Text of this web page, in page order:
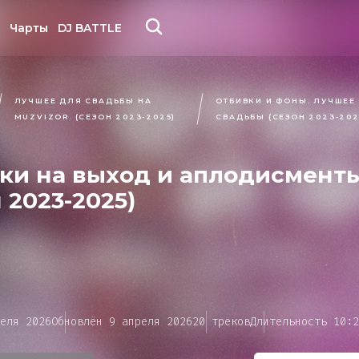
Чарты DJ BATTLE
ЛУЧШЕЕ ДЛЯ СВАДЬБЫ НА
MUZVIZOR. (СЕЗОН 2023-2025)
ОТБИВКИ И ФОНЫ. ЛУЧШЕЕ
СВАДЬБЫ (СЕЗОН 2023-
на выход и
2023-2025)
2026Обновлён 9 апреля 202620 трековДлительность
Уже зарегистрированы?
Регистрация
почта
У вас нет аккаунта?
Вход
почта
Сбросить пароль
новый
обновили
соглашение
связь
пожелания, идеи, жалобы на незаконный
— вы можете направить нам их через эту форму.
Цветовая схема
Секундочку...
Секундочку...